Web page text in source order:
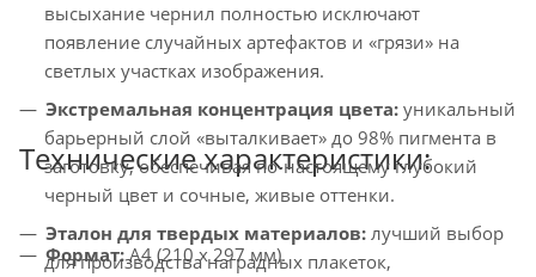
высыхание чернил полностью исключают
появление случайных артефактов и «грязи» на
светлых участках изображения.
Экстремальная концентрация цвета: уникальный
барьерный слой «выталкивает» до 98% пигмента в
заготовку, обеспечивая по-настоящему глубокий
черный цвет и сочные, живые оттенки.
Эталон для твердых материалов: лучший выбор
для производства наградных плакеток,
Технические характеристики:
Формат:A4 (210 x 297 мм).